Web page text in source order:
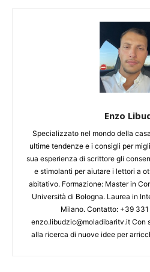
Enzo
Specializzato nel mondo della
ultime tendenze e i consigli per
sua esperienza di scrittore gli
e stimolanti per aiutare i lettori a
abitativo. Formazione: Master in
Università di Bologna. Laurea in
Milano. Contatto: +39
enzo.libudzic@moladibaritv.it Con
alla ricerca di nuove idee per